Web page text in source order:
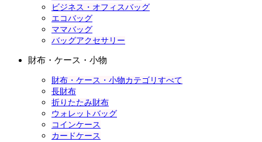
ビジネス・オフィスバッグ
エコバッグ
ママバッグ
バッグアクセサリー
財布・ケース・小物
財布・ケース・小物カテゴリすべて
長財布
折りたたみ財布
ウォレットバッグ
コインケース
カードケース